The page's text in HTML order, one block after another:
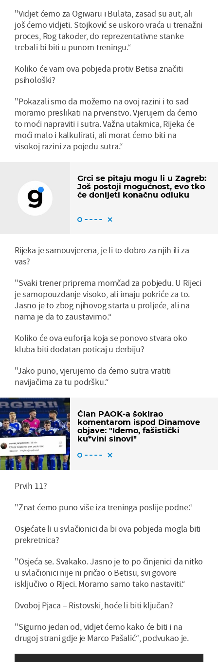
"Vidjet ćemo za Ogiwaru i Bulata, zasad su aut, ali
još ćemo vidjeti. Stojković se uskoro vraća u trenažni
proces, Rog također, do reprezentativne stanke
trebali bi biti u punom treningu.“
Koliko će vam ova pobjeda protiv Betisa značiti
psihološki?
"Pokazali smo da možemo na ovoj razini i to sad
moramo preslikati na prvenstvo. Vjerujem da ćemo
to moći napraviti i sutra. Važna utakmica, Rijeka će
moći malo i kalkulirati, ali morat ćemo biti na
visokoj razini za pojedu sutra.“
Grci se pitaju mogu li u Zagreb:
Još postoji mogućnost, evo tko
će donijeti konačnu odluku
Rijeka je samouvjerena, je li to dobro za njih ili za
vas?
"Svaki trener priprema momčad za pobjedu. U Rijeci
je samopouzdanje visoko, ali imaju pokriće za to.
Jasno je to zbog njihovog starta u proljeće, ali na
nama je da to zaustavimo.“
Koliko će ova euforija koja se ponovo stvara oko
kluba biti dodatan poticaj u derbiju?
"Jako puno, vjerujemo da ćemo sutra vratiti
navijačima za tu podršku.“
Član PAOK-a šokirao
komentarom ispod Dinamove
objave: "Idemo, fašistički
ku*vini sinovi"
Prvih 11?
"Znat ćemo puno više iza treninga poslije podne.“
Osjećate li u svlačionici da bi ova pobjeda mogla biti
prekretnica?
"Osjeća se. Svakako. Jasno je to po činjenici da nitko
u svlačionici nije ni pričao o Betisu, svi govore
isključivo o Rijeci. Moramo samo tako nastaviti.“
Dvoboj Pjaca – Ristovski, hoće li biti ključan?
"Sigurno jedan od, vidjet ćemo kako će biti i na
drugoj strani gdje je Marco Pašalić“, podvukao je.